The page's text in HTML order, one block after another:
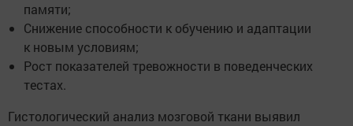
памяти;
Снижение способности к обучению и адаптации
к новым условиям;
Рост показателей тревожности в поведенческих
тестах.
Гистологический анализ мозговой ткани выявил